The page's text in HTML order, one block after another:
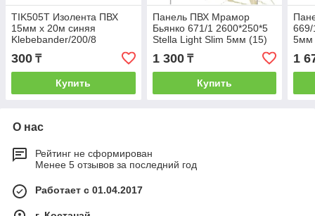
TIK505Т Изолента ПВХ
15мм х 20м синяя
Klebebander/200/8
300 ₸
Купить
Панель ПВХ Мрамор
Бьянко 671/1 2600*250*5
Stella Light Slim 5мм (15)
1 300₸
Купить
669/
5мм
1
О нас
Рейтинг не сформирован
Менее 5 отзывов за последний год
Работает с 01.04.2017